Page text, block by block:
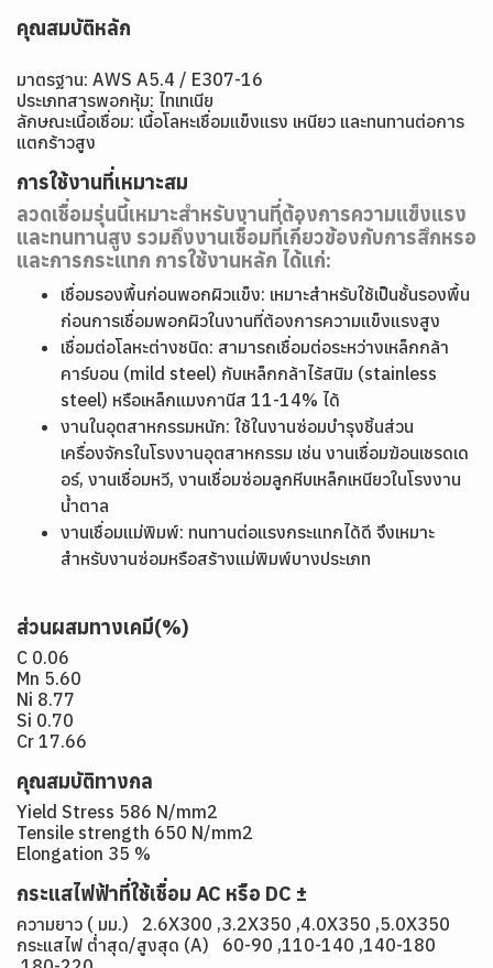
คุณสมบัติหลัก
มาตรฐาน: AWS A5.4 / E307-16
ประเภทสารพอกหุ้ม: ไทเทเนีย
ลักษณะเนื้อเชื่อม: เนื้อโลหะเชื่อมแข็งแรง เหนียว และทนทานต่อการ
แตกร้าวสูง
การใช้งานที่เหมาะสม
ลวดเชื่อมรุ่นนี้เหมาะสำหรับงานที่ต้องการความแข็งแรง
และทนทานสูง รวมถึงงานเชื่อมที่เกี่ยวข้องกับการสึกหรอ
และการกระแทก การใช้งานหลัก ได้แก่:
เชื่อมรองพื้นก่อนพอกผิวแข็ง: เหมาะสำหรับใช้เป็นชั้นรองพื้น
ก่อนการเชื่อมพอกผิวในงานที่ต้องการความแข็งแรงสูง
เชื่อมต่อโลหะต่างชนิด: สามารถเชื่อมต่อระหว่างเหล็กกล้า
คาร์บอน (mild steel) กับเหล็กกล้าไร้สนิม (stainless
steel) หรือเหล็กแมงกานีส 11-14% ได้
งานในอุตสาหกรรมหนัก: ใช้ในงานซ่อมบำรุงชิ้นส่วน
เครื่องจักรในโรงงานอุตสาหกรรม เช่น งานเชื่อมฆ้อนเชรดเด
อร์, งานเชื่อมหวี, งานเชื่อมซ่อมลูกหีบเหล็กเหนียวในโรงงาน
น้ำตาล
งานเชื่อมแม่พิมพ์: ทนทานต่อแรงกระแทกได้ดี จึงเหมาะ
สำหรับงานซ่อมหรือสร้างแม่พิมพ์บางประเภท
ส่วนผสมทางเคมี(%)
C 0.06
Mn 5.60
Ni 8.77
Si 0.70
Cr 17.66
คุณสมบัติทางกล
Yield Stress 586 N/mm2
Tensile strength 650 N/mm2
Elongation 35 %
กระแสไฟฟ้าที่ใช้เชื่อม AC หรือ DC ±
ความยาว ( มม.) 2.6X300 ,3.2X350 ,4.0X350 ,5.0X350
กระแสไฟ ต่ำสุด/สูงสุด (A) 60-90 ,110-140 ,140-180